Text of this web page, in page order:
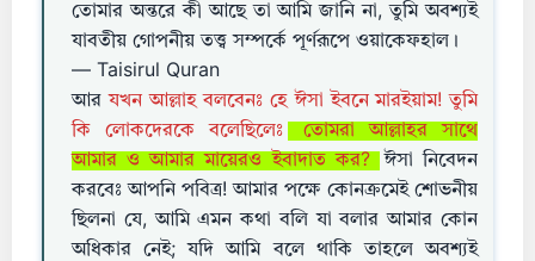
তোমার অন্তরে কী আছে তা আমি জানি না, তুমি অবশ্যই
যাবতীয় গোপনীয় তত্ত্ব সম্পর্কে পূর্ণরূপে ওয়াকেফহাল।
— Taisirul Quran
আর যখন আল্লাহ বলবেনঃ হে ঈসা ইবনে মারইয়াম! তুমি
কি লোকদেরকে বলেছিলেঃ
তোমরা আল্লাহর সাথে
আমার ও আমার মায়েরও ইবাদাত কর?
ঈসা নিবেদন
করবেঃ আপনি পবিত্র! আমার পক্ষে কোনক্রমেই শোভনীয়
ছিলনা যে, আমি এমন কথা বলি যা বলার আমার কোন
অধিকার নেই; যদি আমি বলে থাকি তাহলে অবশ্যই